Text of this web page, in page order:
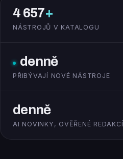
4 657+
NÁSTROJŮ V KATALOGU
denně
PŘIBÝVAJÍ NOVÉ NÁSTROJE
denně
AI NOVINKY, OVĚŘENÉ REDAKCÍ